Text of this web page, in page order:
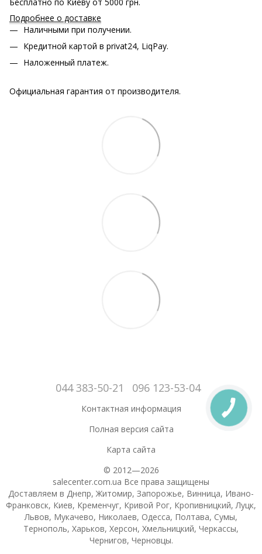
Подробнее о доставке
Наличными при получении.
Кредитной картой в privat24, LiqPay.
Наложенный платеж.
Официальная гарантия от производителя.
044 383-50-21 096 123-53-04
Контактная информация
Полная версия сайта
Карта сайта
© 2012—2026
salecenter.com.ua Все права защищены
Доставляем в Днепр, Житомир, Запорожье, Винница, Ивано-
Франковск, Киев, Кременчуг, Кривой Рог, Кропивницкий, Луцк,
Львов, Мукачево, Николаев, Одесса, Полтава, Сумы,
Тернополь, Харьков, Херсон, Хмельницкий, Черкассы,
Чернигов, Черновцы.